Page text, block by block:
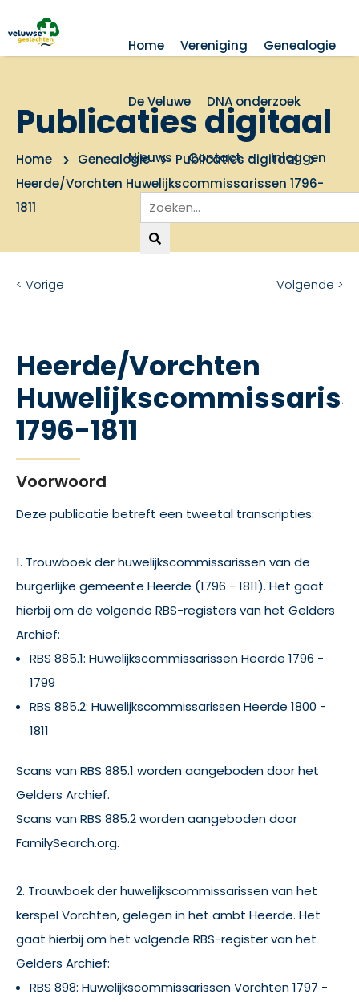
Home Vereniging Genealogie
De Veluwe DNA onderzoek
Nieuws Contact Inloggen
Publicaties digitaal
Home Genealogie
Publicaties digitaal
Heerde/Vorchten Huwelijkscommissarissen 1796-
1811
< Vorige Volgende >
Heerde/Vorchten
1796-1811
Voorwoord
Deze publicatie betreft een tweetal transcripties:
1. Trouwboek der huwelijkscommissarissen van de
burgerlijke gemeente Heerde (1796 - 1811). Het gaat
hierbij om de volgende RBS-registers van het Gelders
Archief:
RBS 885.1: Huwelijkscommissarissen Heerde 1796 -
1799
RBS 885.2: Huwelijkscommissarissen Heerde 1800 -
1811
Scans van RBS 885.1 worden aangeboden door het
Gelders Archief.
Scans van RBS 885.2 worden aangeboden door
FamilySearch.org.
2. Trouwboek der huwelijkscommissarissen van het
kerspel Vorchten, gelegen in het ambt Heerde. Het
gaat hierbij om het volgende RBS-register van het
Gelders Archief:
RBS 898: Huwelijkscommissarissen Vorchten 1797 -